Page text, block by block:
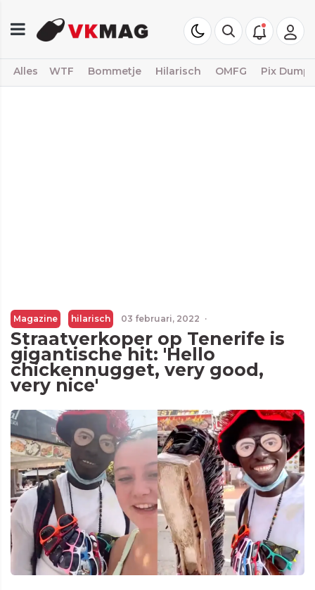
Alles WTF Bommetje Hilarisch OMFG Pix Dump
Magazine hilarisch 03 februari, 2022 ·
Straatverkoper op Tenerife is
gigantische hit: 'Hello
chickennugget, very good,
very nice'